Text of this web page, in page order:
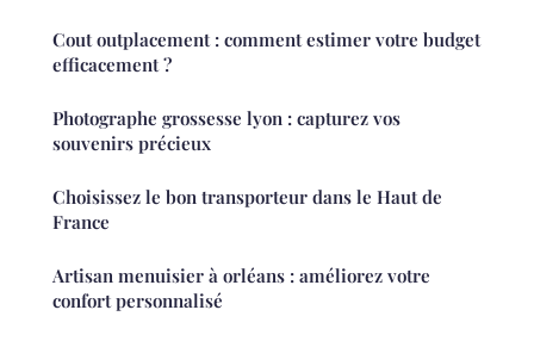
Cout outplacement : comment estimer votre budget
efficacement ?
Photographe grossesse lyon : capturez vos
souvenirs précieux
Choisissez le bon transporteur dans le Haut de
France
Artisan menuisier à orléans : améliorez votre
confort personnalisé